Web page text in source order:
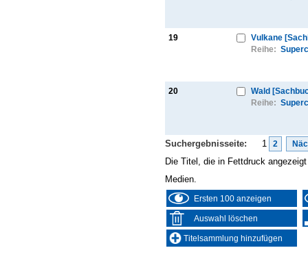
19
Vulkane
Reihe:
20
Wald
Reihe:
Suchergebnisseite: 1 2
Die Titel, die in Fettdruck
Medien.